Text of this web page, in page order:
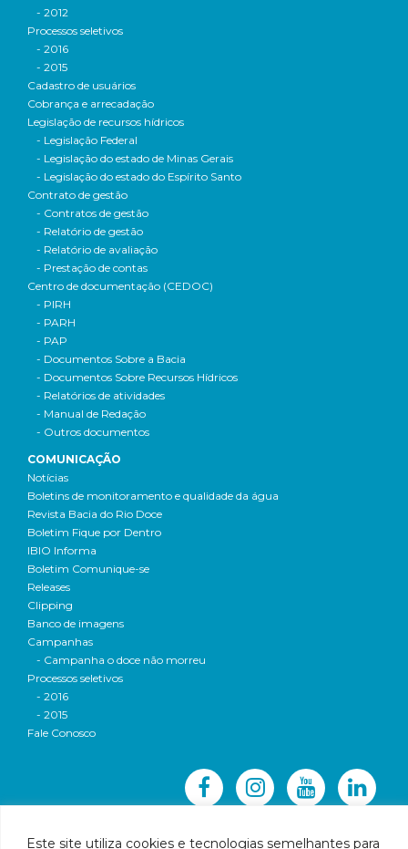
Este site utiliza cookies e tecnologias semelhantes para
- 2012
Processos seletivos
- 2016
- 2015
Cadastro de usuários
Cobrança e arrecadação
Legislação de recursos hídricos
- Legislação Federal
- Legislação do estado de Minas Gerais
- Legislação do estado do Espírito Santo
Contrato de gestão
- Contratos de gestão
- Relatório de gestão
- Relatório de avaliação
- Prestação de contas
Centro de documentação (CEDOC)
- PIRH
- PARH
- PAP
- Documentos Sobre a Bacia
- Documentos Sobre Recursos Hídricos
- Relatórios de atividades
- Manual de Redação
- Outros documentos
COMUNICAÇÃO
Notícias
Boletins de monitoramento e qualidade da água
Revista Bacia do Rio Doce
Boletim Fique por Dentro
IBIO Informa
Boletim Comunique-se
Releases
Clipping
Banco de imagens
Campanhas
- Campanha o doce não morreu
Processos seletivos
- 2016
- 2015
Fale Conosco